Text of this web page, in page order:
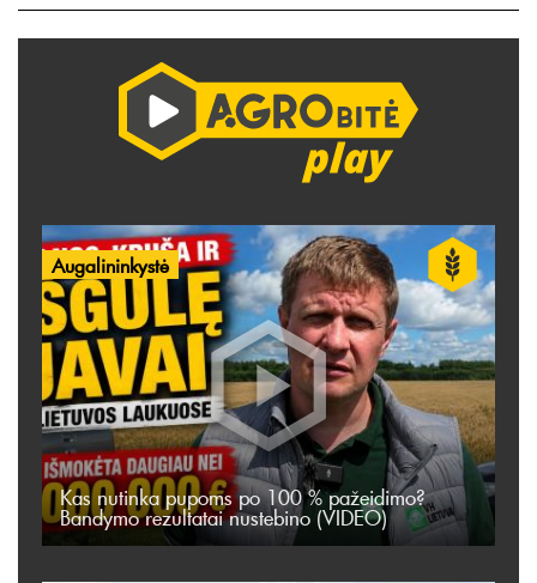
Augalininkystė
Kas nutinka pupoms po 100 % pažeidimo?
Bandymo rezultatai nustebino (VIDEO)